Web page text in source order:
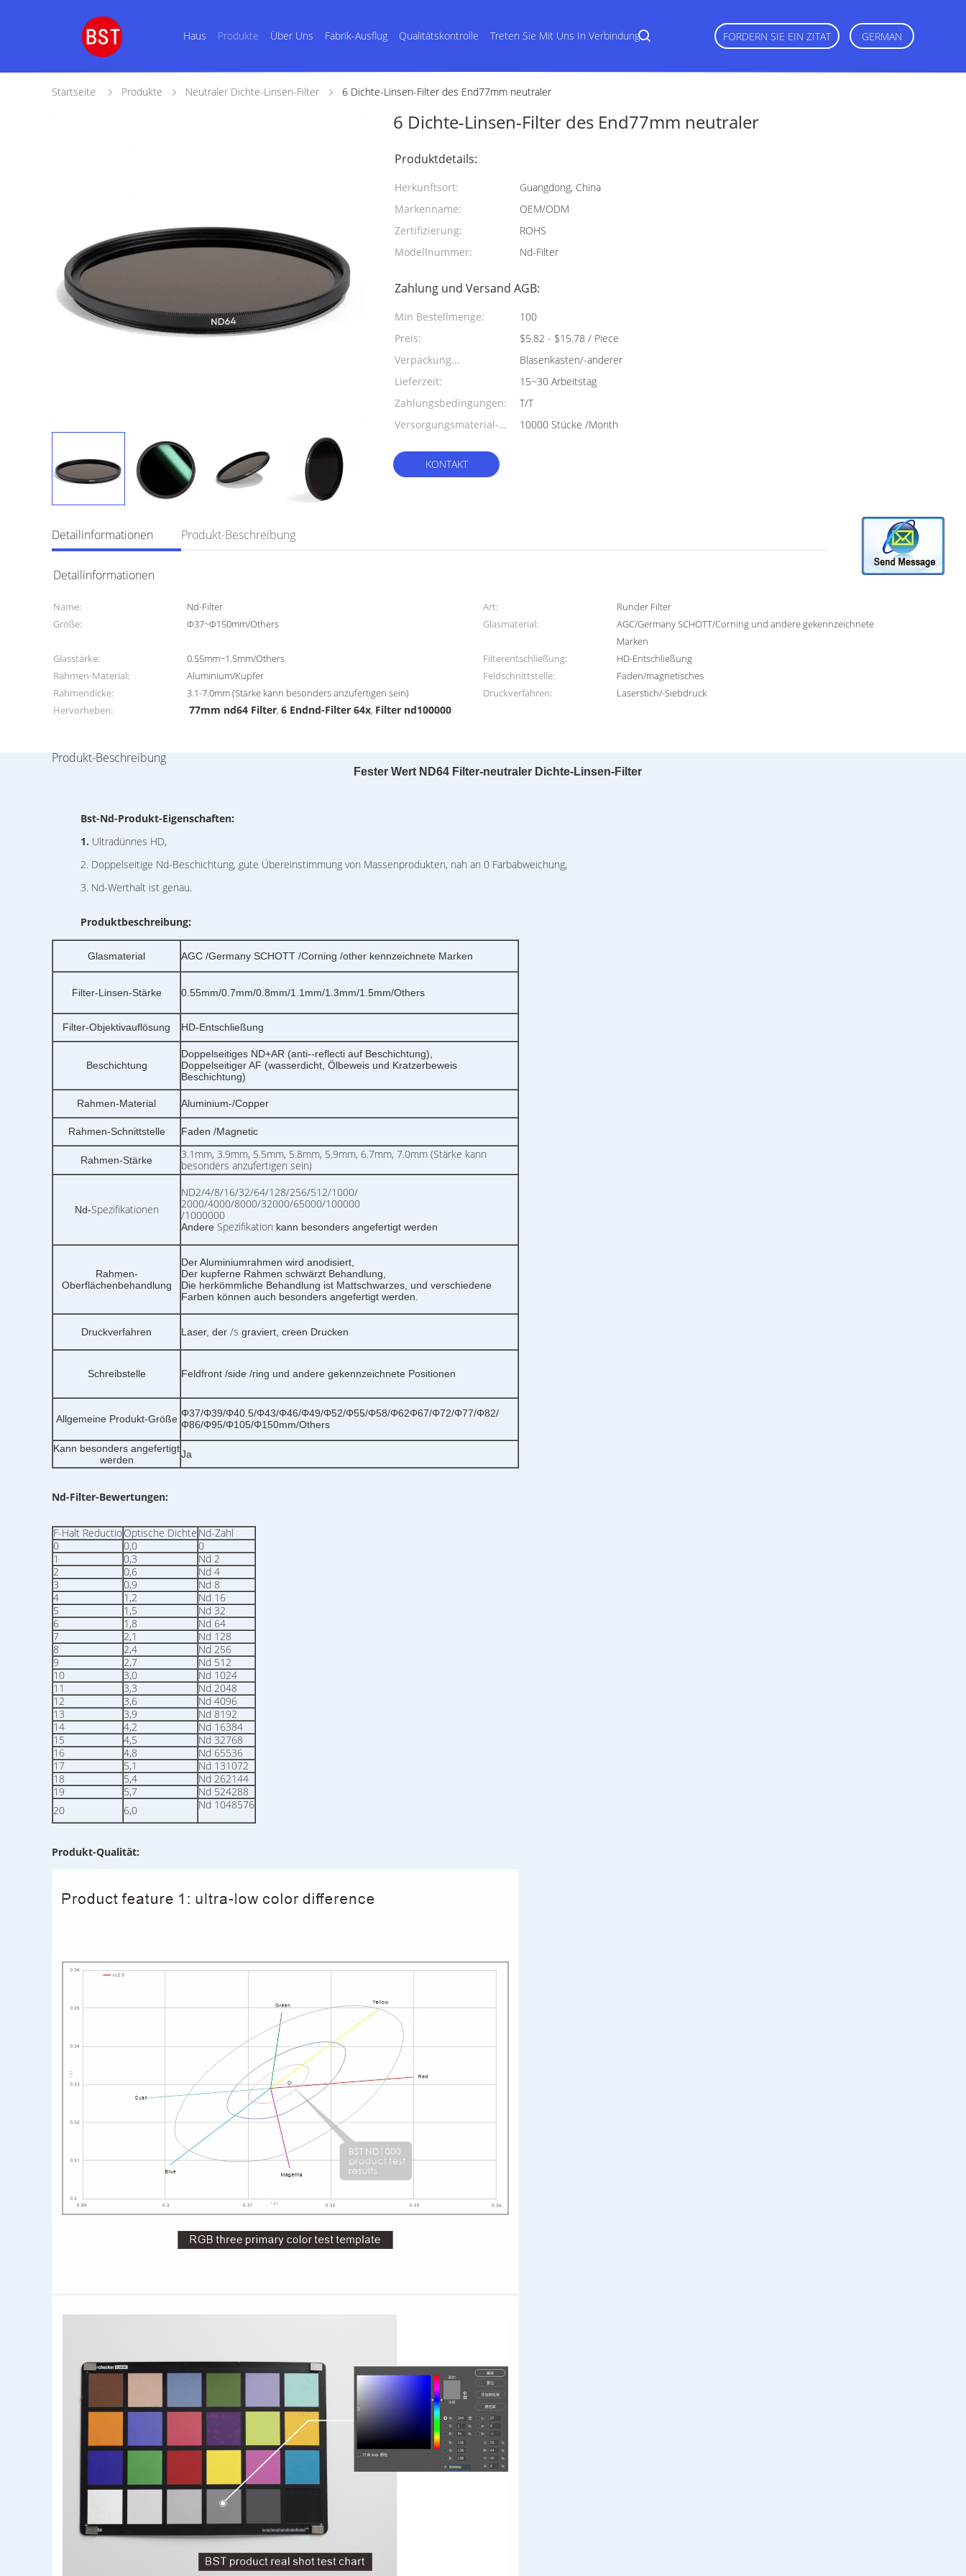
Haus Produkte Über Uns Fabrik-Ausflug Qualitätskontrolle Treten Sie Mit Uns In Verbindung FORDERN SIE EIN ZITAT GERMAN
Startseite Produkte Neutraler Dichte-Linsen-Filter 6 Dichte-Linsen-Filter des End77mm neutraler
6 Dichte-Linsen-Filter des End77mm neutraler
Produktdetails:
Herkunftsort:
Guangdong, China
Markenname:
OEM/ODM
Zertifizierung:
ROHS
Modellnummer:
Nd-Filter
Zahlung und Versand AGB:
Min Bestellmenge:
100
Preis:
$5.82 - $15.78 / Piece
Verpackung
Informationen:
Blasenkasten/-anderer
Lieferzeit:
15~30 Arbeitstag
Zahlungsbedingungen:
T/T
Versorgungsmaterial-
10000 Stücke /Month
KONTAKT
Detailinformationen Produkt-Beschreibung
Detailinformationen
Name: Nd-Filter Art:
Runder Filter
Größe:
Φ37~Φ150mm/Others Glasmaterial:
AGC/Germany SCHOTT/Corning und andere gekennzeichnete
Marken
Glasstärke:
0.55mm~1.5mm/Others Filterentschließung:
HD-Entschließung
Rahmen-Material:
Aluminium/Kupfer Feldschnittstelle:
Faden/magnetisches
Rahmendicke:
3.1-7.0mm (Stärke kann besonders anzufertigen sein) Druckverfahren:
Laserstich/-Siebdruck
Hervorheben:
77mm nd64 Filter,6 Endnd-Filter 64x, Filter nd100000
Produkt-Beschreibung
Fester Wert ND64 Filter-neutraler Dichte-Linsen-Filter
Bst-Nd-Produkt-Eigenschaften:
1. Ultradünnes HD,
2. Doppelseitige Nd-Beschichtung, gute Übereinstimmung von Massenprodukten, nah an 0 Farbabweichung,
3. Nd-Werthalt ist genau.
Produktbeschreibung:
Glasmaterial AGC /Germany SCHOTT /Corning /other kennzeichnete Marken
Filter-Linsen-Stärke 0.55mm/0.7mm/0.8mm/1.1mm/1.3mm/1.5mm/Others
Filter-Objektivauflösung HD-Entschließung
Beschichtung
Doppelseitiges ND+AR (anti--reflecti auf Beschichtung),
Doppelseitiger AF (wasserdicht, Ölbeweis und Kratzerbeweis
Beschichtung)
Rahmen-Material Aluminium-/Copper
Rahmen-Schnittstelle Faden /Magnetic
Rahmen-Stärke
3.1mm, 3.9mm, 5.5mm, 5.8mm, 5.9mm, 6.7mm, 7.0mm (Stärke kann
besonders anzufertigen sein)
Nd-Spezifikationen
ND2/4/8/16/32/64/128/256/512/1000/
2000/4000/8000/32000/65000/100000
/1000000
Andere Spezifikation kann besonders angefertigt werden
Rahmen-
Oberflächenbehandlung
Der Aluminiumrahmen wird anodisiert,
Der kupferne Rahmen schwärzt Behandlung,
Die herkömmliche Behandlung ist Mattschwarzes, und verschiedene
Farben können auch besonders angefertigt werden.
Druckverfahren Laser, der /s graviert, creen Drucken
Schreibstelle Feldfront /side /ring und andere gekennzeichnete Positionen
Allgemeine Produkt-Größe Φ37/Φ39/Φ40.5/Φ43/Φ46/Φ49/Φ52/Φ55/Φ58/Φ62Φ67/Φ72/Φ77/Φ82/
Φ86/Φ95/Φ105/Φ150mm/Others
Kann besonders angefertigt
werden
Ja
Nd-Filter-Bewertungen:
F-Halt ReductioOptische Dichte Nd-Zahl
0
0,0
0
1
0,3
Nd 2
2
0,6
Nd 4
3
0,9
Nd 8
4
1,2
Nd 16
5
1,5
Nd 32
6
1,8
Nd 64
7
2,1
Nd 128
8
2,4
Nd 256
9
2,7
Nd 512
10
3,0
Nd 1024
11
3,3
Nd 2048
12
3,6
Nd 4096
13
3,9
Nd 8192
14
4,2
Nd 16384
15
4,5
Nd 32768
16
4,8
Nd 65536
17
5,1
Nd 131072
18
5,4
Nd 262144
19
5,7
Nd 524288
20
6,0 Nd 1048576
Produkt-Qualität: